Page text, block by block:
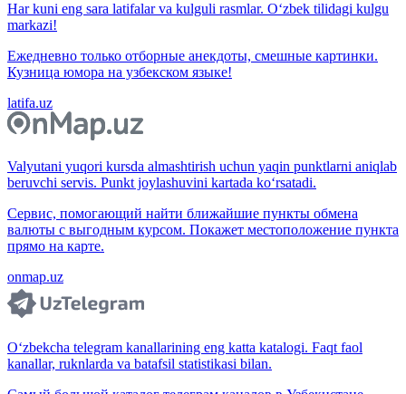
Har kuni eng sara latifalar va kulguli rasmlar. O‘zbek tilidagi kulgu
markazi!
Ежедневно только отборные анекдоты, смешные картинки.
Кузница юмора на узбекском языке!
latifa.uz
Valyutani yuqori kursda almashtirish uchun yaqin punktlarni aniqlab
beruvchi servis. Punkt joylashuvini kartada ko‘rsatadi.
Сервис, помогающий найти ближайшие пункты обмена
валюты с выгодным курсом. Покажет местоположение пункта
прямо на карте.
onmap.uz
O‘zbekcha telegram kanallarining eng katta katalogi. Faqt faol
kanallar, ruknlarda va batafsil statistikasi bilan.